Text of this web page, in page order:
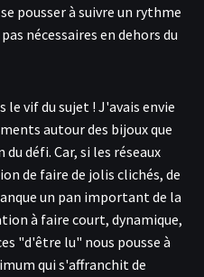
pousser à suivre un rythme
nécessaires en dehors du
le vif du sujet ! J'avais envie
autour des bijoux que
défi. Car, si les réseaux
de faire de jolis clichés, de
un pan important de la
à faire court, dynamique,
"d'être lu" nous pousse à
qui s'affranchit de